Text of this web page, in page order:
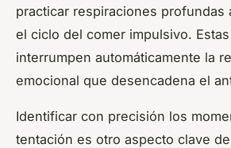
practicar respiraciones profundas
el ciclo del comer impulsivo.
interrumpen automáticamente la
emocional que desencadena el
Identificar con precisión los
tentación es otro aspecto clave